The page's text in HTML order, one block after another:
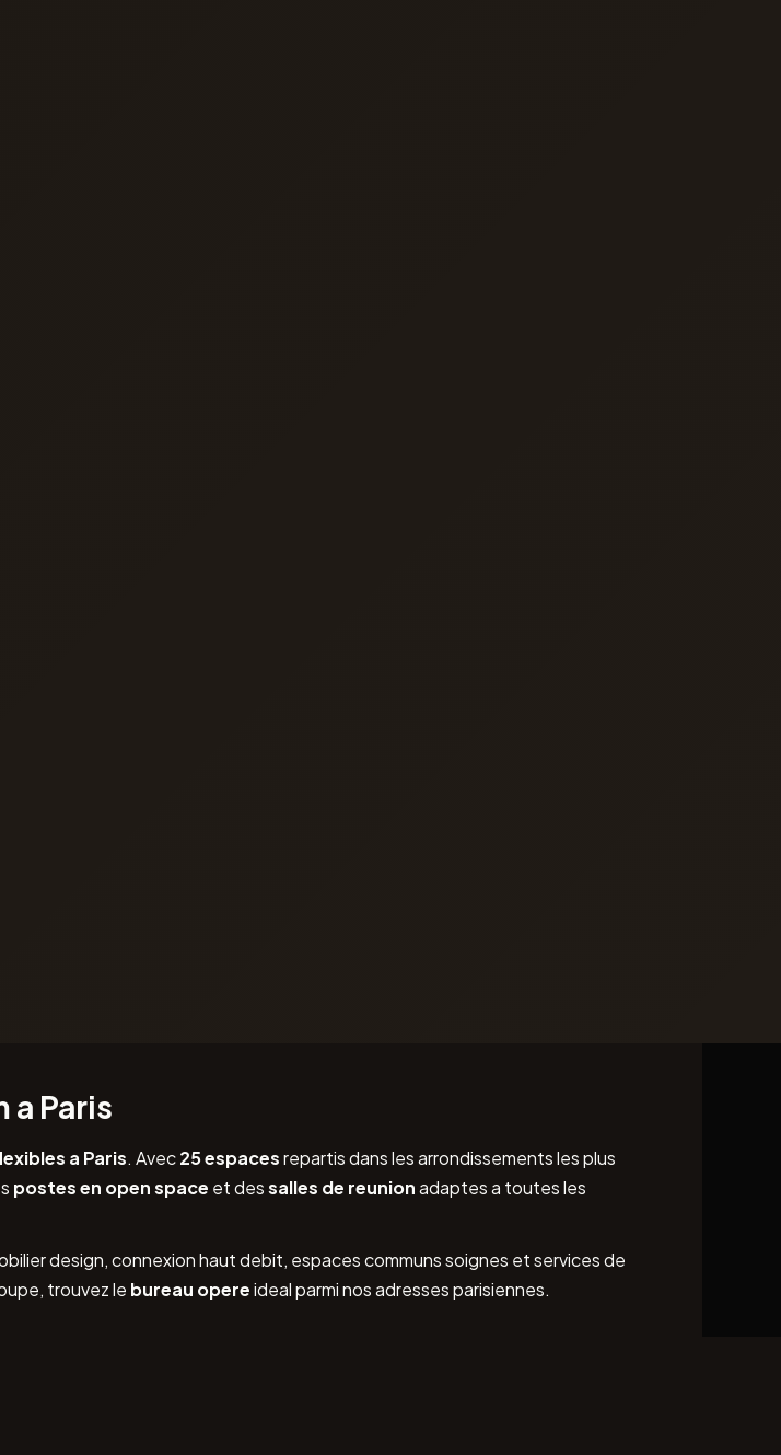
Paris
a Paris. Avec25 espacesrepartis dans les arrondissements les plus
postes en open space et dessalles de reunionadaptes a toutes les
design, connexion haut debit, espaces communs soignes et services de
trouvez le bureau opereideal parmi nos adresses parisiennes.